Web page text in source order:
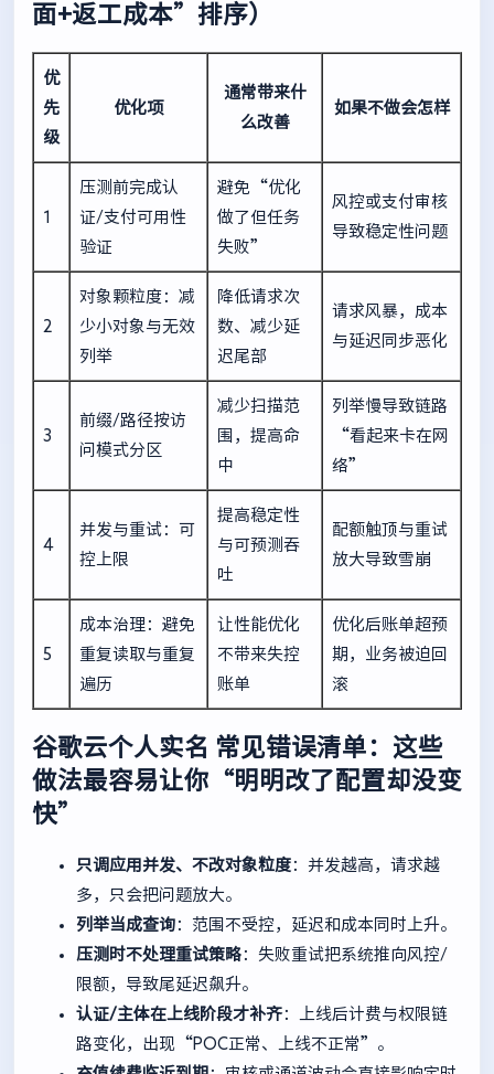
面+返工成本”排序）
优
先
级
优化项
通常带来什
么改善
如果不做会怎样
1
压测前完成认
证/支付可用性
验证
避免“优化
做了但任务
失败”
风控或支付审核
导致稳定性问题
2
对象颗粒度：减
少小对象与无效
列举
降低请求次
数、减少延
迟尾部
请求风暴，成本
与延迟同步恶化
3
前缀/路径按访
问模式分区
减少扫描范
围，提高命
中
列举慢导致链路
“看起来卡在网
络”
4
并发与重试：可
控上限
提高稳定性
与可预测吞
吐
配额触顶与重试
放大导致雪崩
5
成本治理：避免
重复读取与重复
遍历
让性能优化
不带来失控
账单
优化后账单超预
期，业务被迫回
滚
谷歌云个人实名 常见错误清单：这些
做法最容易让你“明明改了配置却没变
快”
只调应用并发、不改对象粒度 ：并发越高，请求越
多，只会把问题放大。
列举当成查询 ：范围不受控，延迟和成本同时上升。
压测时不处理重试策略 ：失败重试把系统推向风控/
限额，导致尾延迟飙升。
认证/主体在上线阶段才补齐 ：上线后计费与权限链
路变化，出现“POC正常、上线不正常”。